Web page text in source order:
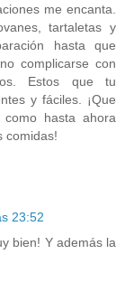
me encanta.
tartaletas y
hasta que
complicarse con
Estos que tu
y fáciles. ¡Que
hasta ahora
comidas!
23:52
bien! Y además la